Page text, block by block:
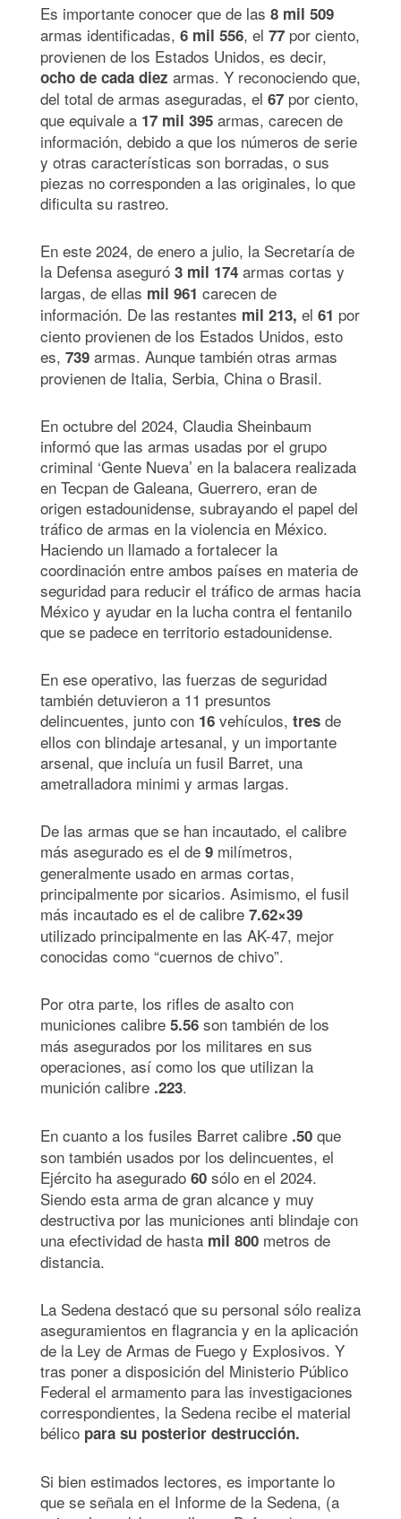
Es importante conocer que de las 8 mil 509
armas identificadas, 6 mil 556, el 77 por ciento,
provienen de los Estados Unidos, es decir,
ocho de cada diez armas. Y reconociendo que,
del total de armas aseguradas, el 67 por ciento,
que equivale a 17 mil 395 armas, carecen de
información, debido a que los números de serie
y otras características son borradas, o sus
piezas no corresponden a las originales, lo que
dificulta su rastreo.
En este 2024, de enero a julio, la Secretaría de
la Defensa aseguró 3 mil 174 armas cortas y
largas, de ellas mil 961 carecen de
información. De las restantes mil 213, el 61 por
ciento provienen de los Estados Unidos, esto
es, 739 armas. Aunque también otras armas
provienen de Italia, Serbia, China o Brasil.
En octubre del 2024, Claudia Sheinbaum
informó que las armas usadas por el grupo
criminal ‘Gente Nueva’ en la balacera realizada
en Tecpan de Galeana, Guerrero, eran de
origen estadounidense, subrayando el papel del
tráfico de armas en la violencia en México.
Haciendo un llamado a fortalecer la
coordinación entre ambos países en materia de
seguridad para reducir el tráfico de armas hacia
México y ayudar en la lucha contra el fentanilo
que se padece en territorio estadounidense.
En ese operativo, las fuerzas de seguridad
también detuvieron a 11 presuntos
delincuentes, junto con 16 vehículos, tres de
ellos con blindaje artesanal, y un importante
arsenal, que incluía un fusil Barret, una
ametralladora minimi y armas largas.
De las armas que se han incautado, el calibre
más asegurado es el de 9 milímetros,
generalmente usado en armas cortas,
principalmente por sicarios. Asimismo, el fusil
más incautado es el de calibre 7.62×39
utilizado principalmente en las AK-47, mejor
conocidas como “cuernos de chivo”.
Por otra parte, los rifles de asalto con
municiones calibre 5.56 son también de los
más asegurados por los militares en sus
operaciones, así como los que utilizan la
munición calibre .223.
En cuanto a los fusiles Barret calibre .50 que
son también usados por los delincuentes, el
Ejército ha asegurado 60 sólo en el 2024.
Siendo esta arma de gran alcance y muy
destructiva por las municiones anti blindaje con
una efectividad de hasta mil 800 metros de
distancia.
La Sedena destacó que su personal sólo realiza
aseguramientos en flagrancia y en la aplicación
de la Ley de Armas de Fuego y Explosivos. Y
tras poner a disposición del Ministerio Público
Federal el armamento para las investigaciones
correspondientes, la Sedena recibe el material
bélico para su posterior destrucción.
Si bien estimados lectores, es importante lo
que se señala en el Informe de la Sedena, (a